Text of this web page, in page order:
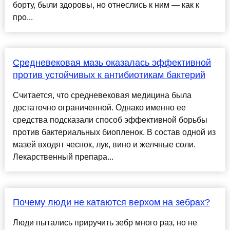
борту, были здоровы, но отнеслись к ним — как к
про...
Средневековая мазь оказалась эффективной
против устойчивых к антибиотикам бактерий
Считается, что средневековая медицина была
достаточно ограниченной. Однако именно ее
средства подсказали способ эффективной борьбы
против бактериальных биопленок. В состав одной из
мазей входят чеснок, лук, вино и желчные соли.
Лекарственный препара...
Почему люди не катаются верхом на зебрах?
Люди пытались приручить зебр много раз, но не